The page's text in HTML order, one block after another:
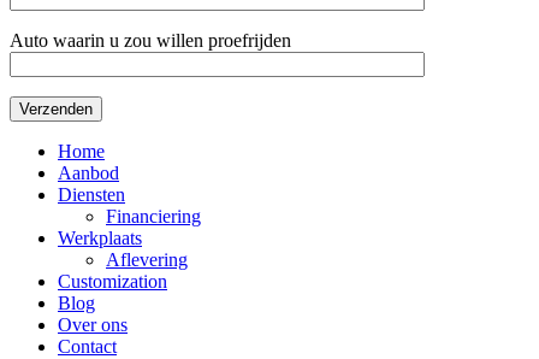
Auto waarin u zou willen proefrijden
Home
Aanbod
Diensten
Financiering
Werkplaats
Aflevering
Customization
Blog
Over ons
Contact